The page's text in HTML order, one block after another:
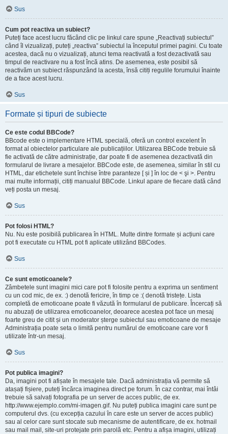
Sus
Cum pot reactiva un subiect?
Puteți face acest lucru făcând clic pe linkul care spune „Reactivați subiectul”
când îl vizualizați, puteți „reactiva” subiectul la începutul primei pagini. Cu toate
acestea, dacă nu o vizualizați, atunci tema reactivată a fost dezactivată sau
timpul de reactivare nu a fost încă atins. De asemenea, este posibil să
reactivăm un subiect răspunzând la acesta, însă citiți regulile forumului înainte
de a face acest lucru.
Sus
Formate și tipuri de subiecte
Ce este codul BBCode?
BBcode este o implementare HTML specială, oferă un control excelent în
format al obiectelor particulare ale publicațiilor. Utilizarea BBCode trebuie să
fie activată de către administrație, dar poate fi de asemenea dezactivată din
formularul de livrare a mesajelor. BBCode este, de asemenea, similar în stil cu
HTML, dar etichetele sunt închise între paranteze [ și ] în loc de < şi >. Pentru
mai multe informații, citiți manualul BBCode. Linkul apare de fiecare dată când
veți posta un mesaj.
Sus
Pot folosi HTML?
Nu. Nu este posibilă publicarea în HTML. Multe dintre formate și acțiuni care
pot fi executate cu HTML pot fi aplicate utilizând BBCodes.
Sus
Ce sunt emoticoanele?
Zâmbetele sunt imagini mici care pot fi folosite pentru a exprima un sentiment
cu un cod mic, de ex. :) denotă fericire, în timp ce :( denotă tristețe. Lista
completă de emoticoane poate fi văzută în formularul de publicare. Încercați să
nu abuzați de utilizarea emoticoanelor, deoarece acestea pot face un mesaj
foarte greu de citit și un moderator șterge subiectul sau emoticoane de mesaje
Administrația poate seta o limită pentru numărul de emoticoane care vor fi
utilizate într-un mesaj.
Sus
Pot publica imagini?
Da, imagini pot fi afișate în mesajele tale. Dacă administrația vă permite să
atașați fișiere, puteți încărca imaginea direct pe forum. În caz contrar, mai întâi
trebuie să salvați fotografia pe un server de acces public, de ex.
http://www.ejemplo.com/mi-imagen.gif. Nu puteți publica imagini care sunt pe
computerul dvs. (cu excepția cazului în care este un server de acces public)
sau al celor care sunt stocate sub mecanisme de autentificare, de ex. hotmail
sau mail mail, site-uri protejate prin parolă etc. Pentru a afișa imagini, utilizați